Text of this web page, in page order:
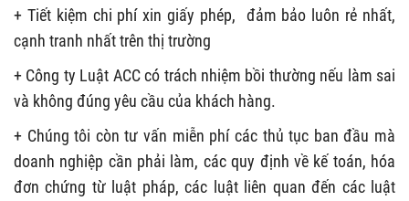
+ Tiết kiệm chi phí xin giấy phép, đảm bảo luôn rẻ nhất,
cạnh tranh nhất trên thị trường
+ Công ty Luật ACC có trách nhiệm bồi thường nếu làm sai
và không đúng yêu cầu của khách hàng.
+ Chúng tôi còn tư vấn miễn phí các thủ tục ban đầu mà
doanh nghiệp cần phải làm, các quy định về kế toán, hóa
đơn chứng từ luật pháp, các luật liên quan đến các luật